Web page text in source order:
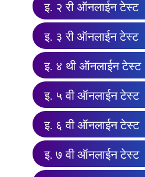
इ. २ री ऑनलाईन टेस्ट
इ. ३ री ऑनलाईन टेस्ट
इ. ४ थी ऑनलाईन टेस्ट
इ. ५ वी ऑनलाईन टेस्ट
इ. ६ वी ऑनलाईन टेस्ट
इ. ७ वी ऑनलाईन टेस्ट